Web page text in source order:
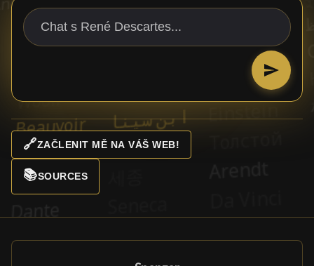
🔗ZAČLENIT MĚ NA VÁŠ WEB!
📚SOURCES